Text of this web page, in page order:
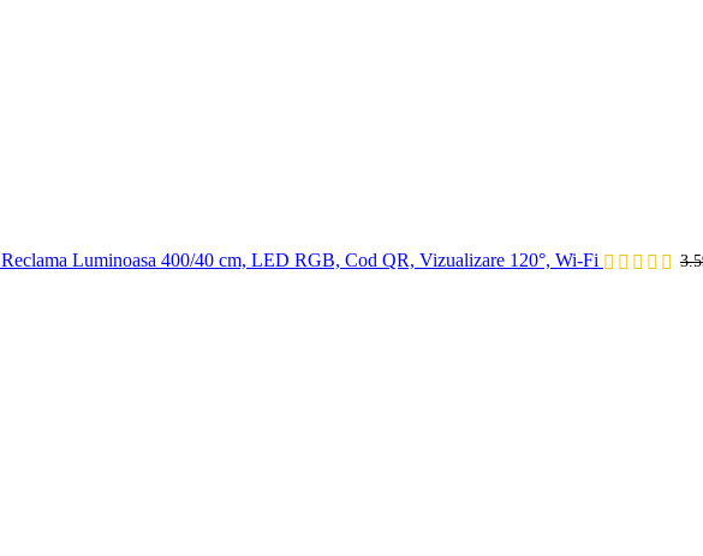
Reclama Luminoasa 400/40 cm, LED RGB, Cod QR, Vizualizare 120°, Wi-Fi